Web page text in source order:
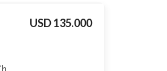
USD 135.000